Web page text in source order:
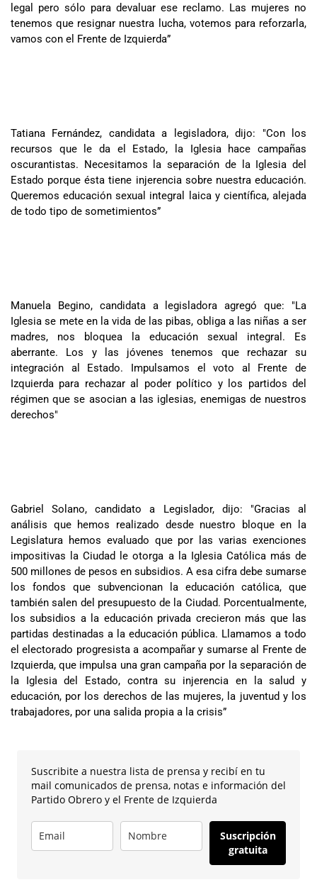
legal pero sólo para devaluar ese reclamo. Las mujeres no
tenemos que resignar nuestra lucha, votemos para reforzarla,
vamos con el Frente de Izquierda”
Tatiana Fernández, candidata a legisladora, dijo: "Con los
recursos que le da el Estado, la Iglesia hace campañas
oscurantistas. Necesitamos la separación de la Iglesia del
Estado porque ésta tiene injerencia sobre nuestra educación.
Queremos educación sexual integral laica y científica, alejada
de todo tipo de sometimientos”
Manuela Begino, candidata a legisladora agregó que: "La
Iglesia se mete en la vida de las pibas, obliga a las niñas a ser
madres, nos bloquea la educación sexual integral. Es
aberrante. Los y las jóvenes tenemos que rechazar su
integración al Estado. Impulsamos el voto al Frente de
Izquierda para rechazar al poder político y los partidos del
régimen que se asocian a las iglesias, enemigas de nuestros
derechos"
Gabriel Solano, candidato a Legislador, dijo: "Gracias al
análisis que hemos realizado desde nuestro bloque en la
Legislatura hemos evaluado que por las varias exenciones
impositivas la Ciudad le otorga a la Iglesia Católica más de
500 millones de pesos en subsidios. A esa cifra debe sumarse
los fondos que subvencionan la educación católica, que
también salen del presupuesto de la Ciudad. Porcentualmente,
los subsidios a la educación privada crecieron más que las
partidas destinadas a la educación pública. Llamamos a todo
el electorado progresista a acompañar y sumarse al Frente de
Izquierda, que impulsa una gran campaña por la separación de
la Iglesia del Estado, contra su injerencia en la salud y
educación, por los derechos de las mujeres, la juventud y los
trabajadores, por una salida propia a la crisis”
Suscribite a nuestra lista de prensa y recibí en tu
mail comunicados de prensa, notas e información del
Partido Obrero y el Frente de Izquierda
Suscripción
gratuita